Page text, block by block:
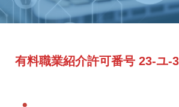
有料職業紹介許可番号 23-ユ-